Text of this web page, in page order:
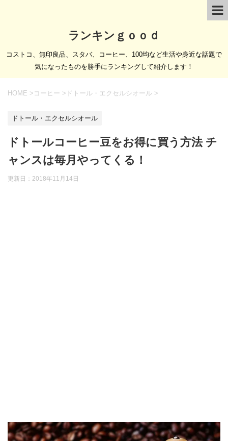
ランキンｇｏｏｄ
コストコ、無印良品、スタバ、コーヒー、100均など生活や身近な話題で
気になったものを勝手にランキングして紹介します！
HOME > コーヒー > ドトール・エクセルシオール >
ドトール・エクセルシオール
ドトールコーヒー豆をお得に買う方法 チ
ャンスは毎月やってくる！
更新日： 2018年11月14日